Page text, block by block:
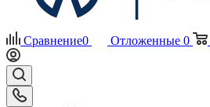
Сравнение0 Отложенные 0